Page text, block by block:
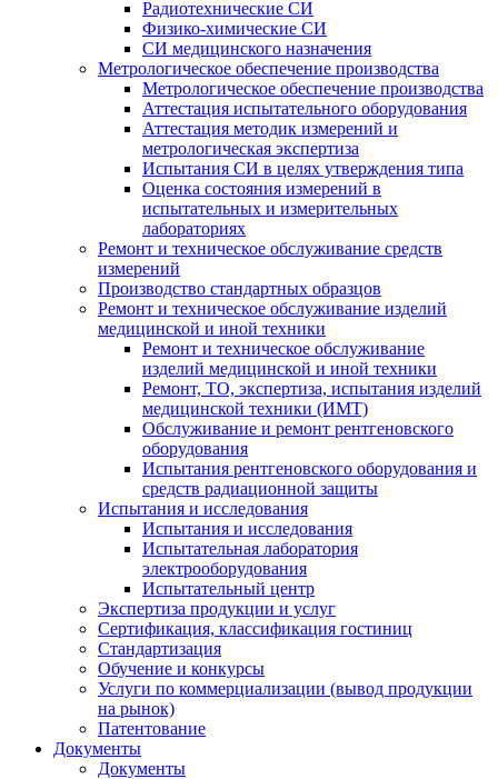
Радиотехнические СИ
Физико-химические СИ
СИ медицинского назначения
Метрологическое обеспечение производства
Метрологическое обеспечение производства
Аттестация испытательного оборудования
Аттестация методик измерений и
метрологическая экспертиза
Испытания СИ в целях утверждения типа
Оценка состояния измерений в
испытательных и измерительных
лабораториях
Ремонт и техническое обслуживание средств
измерений
Производство стандартных образцов
Ремонт и техническое обслуживание изделий
медицинской и иной техники
Ремонт и техническое обслуживание
изделий медицинской и иной техники
Ремонт, ТО, экспертиза, испытания изделий
медицинской техники (ИМТ)
Обслуживание и ремонт рентгеновского
оборудования
Испытания рентгеновского оборудования и
средств радиационной защиты
Испытания и исследования
Испытания и исследования
Испытательная лаборатория
электрооборудования
Испытательный центр
Экспертиза продукции и услуг
Сертификация, классификация гостиниц
Стандартизация
Обучение и конкурсы
Услуги по коммерциализации (вывод продукции
на рынок)
Патентование
Документы
Документы